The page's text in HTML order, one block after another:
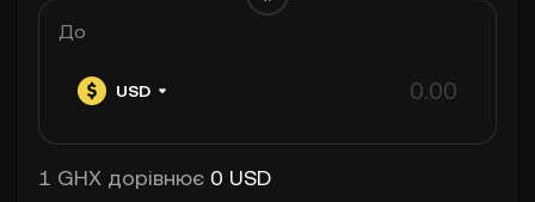
До
USD
1 GHX дорівнює 0 USD